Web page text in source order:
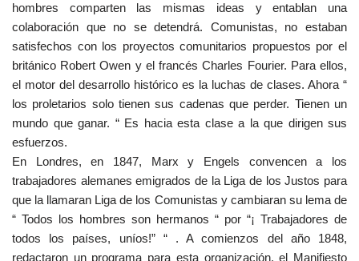
hombres comparten las mismas ideas y entablan una
colaboración que no se detendrá. Comunistas, no estaban
satisfechos con los proyectos comunitarios propuestos por el
británico Robert Owen y el francés Charles Fourier. Para ellos,
el motor del desarrollo histórico es la luchas de clases. Ahora “
los proletarios solo tienen sus cadenas que perder. Tienen un
mundo que ganar. “ Es hacia esta clase a la que dirigen sus
esfuerzos.
En Londres, en 1847, Marx y Engels convencen a los
trabajadores alemanes emigrados de la Liga de los Justos para
que la llamaran Liga de los Comunistas y cambiaran su lema de
“ Todos los hombres son hermanos “ por “¡ Trabajadores de
todos los países, uníos!” “ . A comienzos del año 1848,
redactaron un programa para esta organización, el Manifiesto